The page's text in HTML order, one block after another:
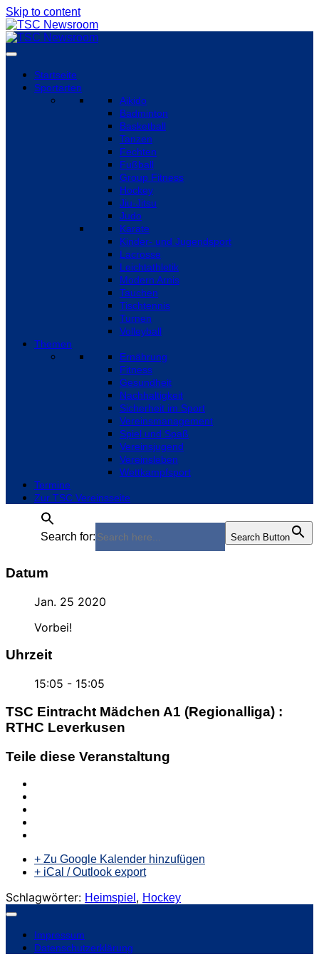
Skip to content
Startseite
Sportarten
Aikido
Badminton
Basketball
Tanzen
Fechten
Fußball
Group Fitness
Hockey
Jiu-Jitsu
Judo
Karate
Kinder- und Jugendsport
Lacrosse
Leichtathletik
Modern Arnis
Tauchen
Tischtennis
Turnen
Volleyball
Themen
Ernährung
Fitness
Gesundheit
Nachhaltigkeit
Sicherheit im Sport
Vereinsmanagement
Spiel und Spaß
Vereinsjugend
Vereinsleben
Wettkampfsport
Termine
Zur TSC Vereinsseite
Search for: Search Button
Datum
Jan. 25 2020
Vorbei!
Uhrzeit
15:05 - 15:05
TSC Eintracht Mädchen A1 (Regionalliga) :
RTHC Leverkusen
Teile diese Veranstaltung
+ Zu Google Kalender hinzufügen
+ iCal / Outlook export
Schlagwörter: Heimspiel , Hockey
Impressum
Datenschutzerklärung